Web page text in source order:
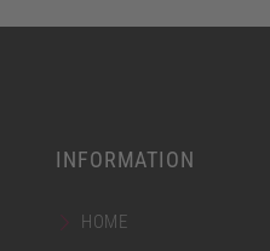
INFORMATION
HOME